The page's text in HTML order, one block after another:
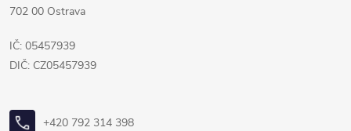
702 00 Ostrava
IČ: 05457939
DIČ: CZ05457939
+420 792 314 398